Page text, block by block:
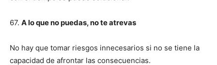
67. A lo que no puedas, no te atrevas
No hay que tomar riesgos innecesarios si no se tiene la
capacidad de afrontar las consecuencias.